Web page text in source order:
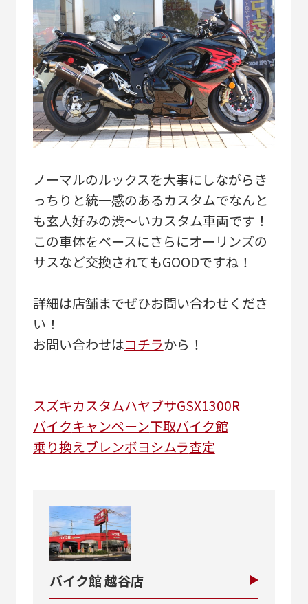
ノーマルのルックスを大事にしながらき
っちりと統一感のあるカスタムでなんと
も玄人好みの渋～いカスタム車両です！
この車体をベースにさらにオーリンズの
サスなど交換されてもGOODですね！
詳細は店舗までぜひお問い合わせくださ
い！
お問い合わせはコチラから！
スズキカスタムハヤブサGSX1300R
バイクキャンペーン下取バイク館
乗り換えブレンボヨシムラ査定
バイク館 越谷店